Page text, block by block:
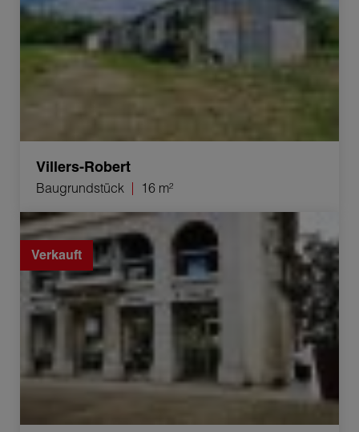
Villers-Robert
Baugrundstück 16 m²
Verkauf Geschäft Dole 2 Zimmer 75 m²
Verkauft